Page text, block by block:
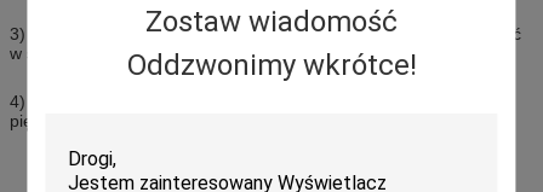
Zostaw wiadomość
Oddzwonimy wkrótce!
3) Oszczędzaj miejsce, wyświetlacz ścienny LED można wszczepić
w ścianę.
4) Wysoka częstotliwość odświeżania, ponad 3840 Hz.Prezentuj
piękniejsze filmy i lepsze efekty reklamowe.